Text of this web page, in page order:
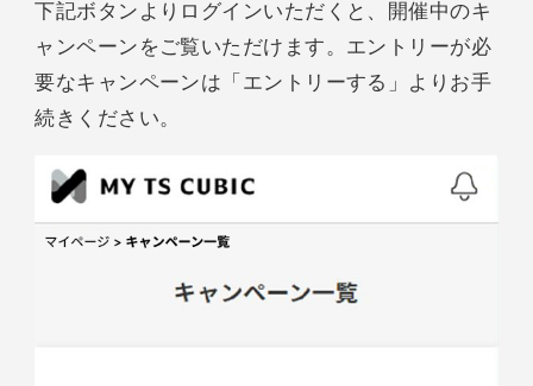
下記ボタンよりログインいただくと、開催中のキ
ャンペーンをご覧いただけます。エントリーが必
要なキャンペーンは「エントリーする」よりお手
続きください。